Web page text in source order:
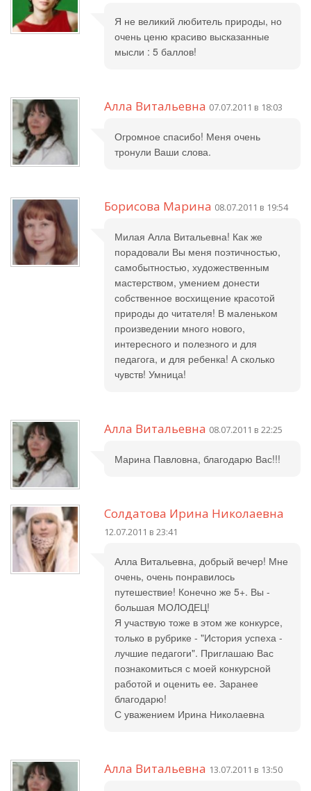
Я не великий любитель природы, но
очень ценю красиво высказанные
мысли : 5 баллов!
Алла Витальевна 07.07.2011 в 18:03
Огромное спасибо! Меня очень
тронули Ваши слова.
Борисова Марина 08.07.2011 в 19:54
Милая Алла Витальевна! Как же
порадовали Вы меня поэтичностью,
самобытностью, художественным
мастерством, умением донести
собственное восхищение красотой
природы до читателя! В маленьком
произведении много нового,
интересного и полезного и для
педагога, и для ребенка! А сколько
чувств! Умница!
Алла Витальевна 08.07.2011 в 22:25
Марина Павловна, благодарю Вас!!!
Солдатова Ирина Николаевна
12.07.2011 в 23:41
Алла Витальевна, добрый вечер! Мне
очень, очень понравилось
путешествие! Конечно же 5+. Вы -
большая МОЛОДЕЦ!
Я участвую тоже в этом же конкурсе,
только в рубрике - "История успеха -
лучшие педагоги". Приглашаю Вас
познакомиться с моей конкурсной
работой и оценить ее. Заранее
благодарю!
С уважением Ирина Николаевна
Алла Витальевна 13.07.2011 в 13:50